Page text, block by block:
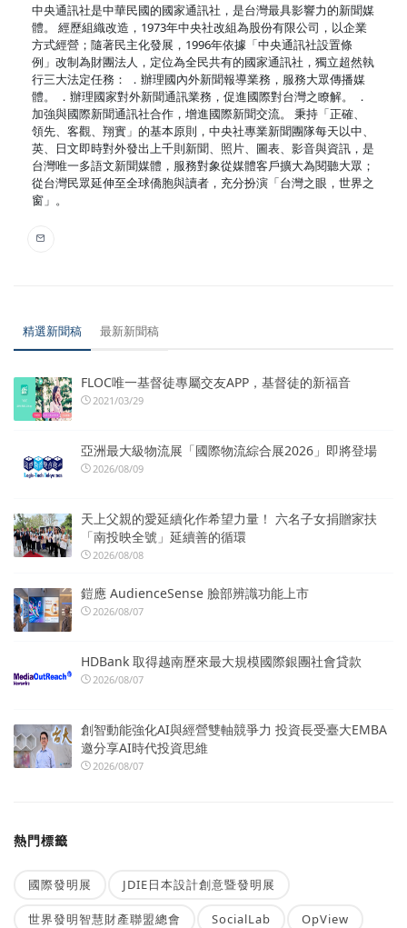
中央通訊社是中華民國的國家通訊社，是台灣最具影響力的新聞媒
體。 經歷組織改造，1973年中央社改組為股份有限公司，以企業
方式經營；隨著民主化發展，1996年依據「中央通訊社設置條
例」改制為財團法人，定位為全民共有的國家通訊社，獨立超然執
行三大法定任務： ．辦理國內外新聞報導業務，服務大眾傳播媒
體。 ．辦理國家對外新聞通訊業務，促進國際對台灣之瞭解。 ．
加強與國際新聞通訊社合作，增進國際新聞交流。 秉持「正確、
領先、客觀、翔實」的基本原則，中央社專業新聞團隊每天以中、
英、日文即時對外發出上千則新聞、照片、圖表、影音與資訊，是
台灣唯一多語文新聞媒體，服務對象從媒體客戶擴大為閱聽大眾；
從台灣民眾延伸至全球僑胞與讀者，充分扮演「台灣之眼，世界之
窗」。
精選新聞稿 最新新聞稿
FLOC唯一基督徒專屬交友APP，基督徒的新福音
2021/03/29
亞洲最大級物流展「國際物流綜合展2026」即將登場
2026/08/09
天上父親的愛延續化作希望力量！ 六名子女捐贈家扶
「南投映全號」延續善的循環
2026/08/08
鎧應 AudienceSense 臉部辨識功能上市
2026/08/07
HDBank 取得越南歷來最大規模國際銀團社會貸款
2026/08/07
創智動能強化AI與經營雙軸競爭力 投資長受臺大EMBA
邀分享AI時代投資思維
2026/08/07
熱門標籤
國際發明展 JDIE日本設計創意暨發明展
世界發明智慧財產聯盟總會 SocialLab OpView